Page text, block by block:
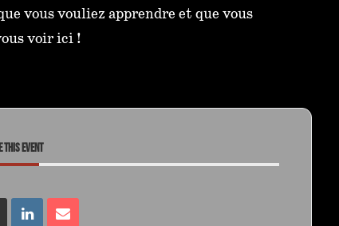
vous vouliez apprendre et que vous
voir ici !
THIS EVENT